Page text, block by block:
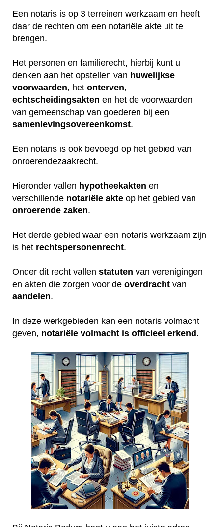
Een notaris is op 3 terreinen werkzaam en heeft
daar de rechten om een notariële akte uit te
brengen.
Het personen en familierecht, hierbij kunt u
denken aan het opstellen van huwelijkse
voorwaarden, het onterven,
echtscheidingsakten en het de voorwaarden
van gemeenschap van goederen bij een
samenlevingsovereenkomst.
Een notaris is ook bevoegd op het gebied van
onroerendezaakrecht.
Hieronder vallen hypotheekakten en
verschillende notariële akte op het gebied van
onroerende zaken.
Het derde gebied waar een notaris werkzaam zijn
is het rechtspersonenrecht.
Onder dit recht vallen statuten van verenigingen
en akten die zorgen voor de overdracht van
aandelen.
In deze werkgebieden kan een notaris volmacht
geven, notariële volmacht is officieel erkend .